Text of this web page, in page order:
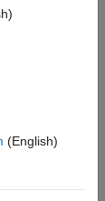
(English)